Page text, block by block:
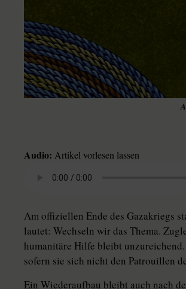
Audio: Artikel vorlesen lassen
Am offiziellen Ende des Gazakriegs
lautet: Wechseln wir das Thema.
humanitäre Hilfe bleibt
sofern sie sich nicht den Patrouillen
Ein Wiederaufbau bleibt auch nach